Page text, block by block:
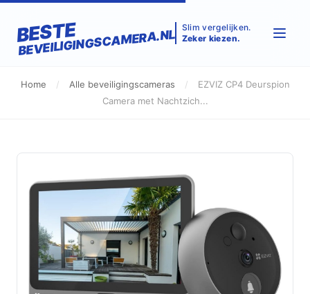
BESTE
BEVEILIGINGSCAMERA.NL Slim vergelijken.
Zeker kiezen.
Home / Alle beveiligingscameras /
EZVIZ CP4 Deurspion
Camera met Nachtzich...